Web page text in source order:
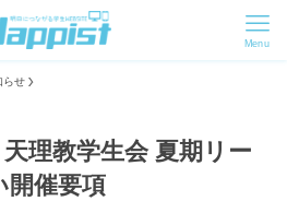
Menu
らせ
理教学生会 夏期リー
開催要項